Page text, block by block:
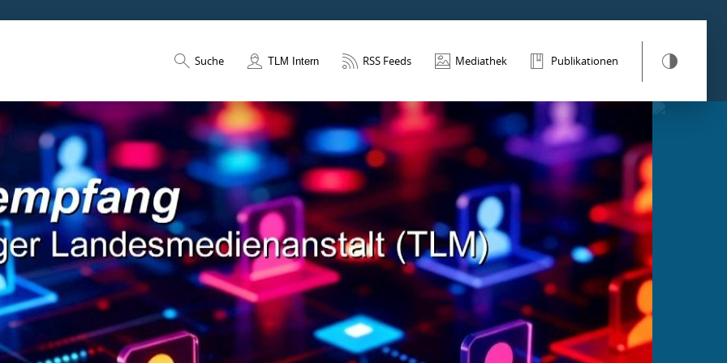
Suche TLM Intern RSS Feeds Mediathek Publikationen